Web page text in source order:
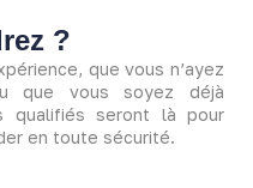
?
que vous n’ayez
que vous soyez déjà
qualifiés seront là pour
en toute sécurité.